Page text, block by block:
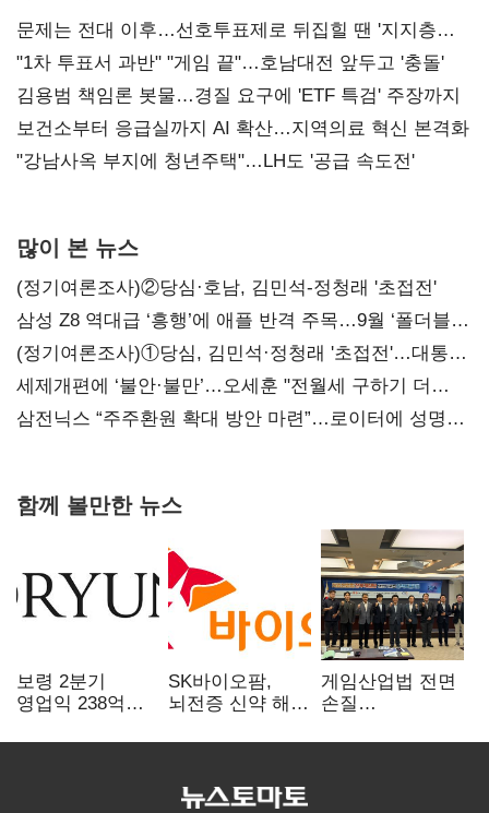
문제는 전대 이후…선호투표제로 뒤집힐 땐 '지지층
불복'
"1차 투표서 과반" "게임 끝"…호남대전 앞두고 '충돌'
김용범 책임론 봇물…경질 요구에 'ETF 특검' 주장까지
보건소부터 응급실까지 AI 확산…지역의료 혁신 본격화
"강남사옥 부지에 청년주택"…LH도 '공급 속도전'
많이 본 뉴스
(정기여론조사)②당심·호남, 김민석-정청래 '초접전'
삼성 Z8 역대급 ‘흥행’에 애플 반격 주목…9월 ‘폴더블
대전’
(정기여론조사)①당심, 김민석·정청래 '초접전'…대통령
지지도 '50% 아래로'(종합)
세제개편에 ‘불안·불만’…오세훈 "전월세 구하기 더
힘들어질 것"
삼전닉스 “주주환원 확대 방안 마련”…로이터에 성명
함께 볼만한 뉴스
보령 2분기
영업익 238억…
SK바이오팜,
뇌전증 신약 해외
차세대 신약 개발
게임산업법 전면
손질
규제 걷고